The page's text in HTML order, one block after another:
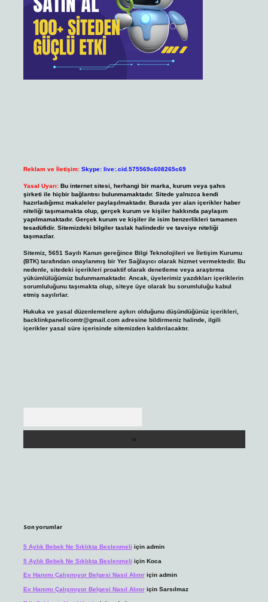
Reklam ve İletişim: Skype: live:.cid.575569c608265c69
Yasal Uyarı: Bu internet sitesi, herhangi bir marka, kurum veya şahıs
şirketi ile hiçbir bağlantısı bulunmamaktadır. Sitede yalnızca kendi
hazırladığımız makaleler paylaşılmaktadır. Burada yer alan içerikler haber
niteliği taşımamakta olup, gerçek kurum ve kişiler hakkında paylaşım
yapılmamaktadır. Gerçek kurum ve kişiler ile isim benzerlikleri tamamen
tesadüfidir. Sitemizdeki bilgiler taslak halindedir ve tavsiye niteliği
taşımazlar.
Sitemiz, 5651 Sayılı Kanun gereğince Bilgi Teknolojileri ve İletişim Kurumu
(BTK) tarafından onaylanmış bir Yer Sağlayıcı olarak hizmet vermektedir. Bu
nedenle, sitedeki içerikleri proaktif olarak denetleme veya araştırma
yükümlülüğümüz bulunmamaktadır. Ancak, üyelerimiz yazdıkları içeriklerin
sorumluluğunu taşımakta olup, siteye üye olarak bu sorumluluğu kabul
etmiş sayılırlar.
Hukuka ve yasal düzenlemelere aykırı olduğunu düşündüğünüz içerikleri,
backlinkpanelicomtr@gmail.comadresine bildirmeniz halinde, ilgili
içerikler yasal süre içerisinde sitemizden kaldırılacaktır.
Son yorumlar
5 Aylık Bebek Ne Sıklıkta Beslenmeli için admin
5 Aylık Bebek Ne Sıklıkta Beslenmeli için Koca
Ev Hanımı Çalışmıyor Belgesi Nasıl Alınıriçin admin
Ev Hanımı Çalışmıyor Belgesi Nasıl Alınıriçin Sarsılmaz